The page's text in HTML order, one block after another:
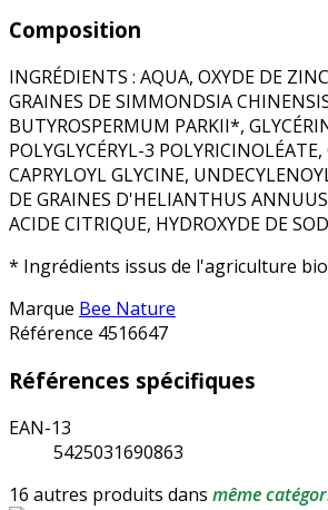
Composition
INGRÉDIENTS : AQUA, OXYDE DE
GRAINES DE SIMMONDSIA
BUTYROSPERMUM PARKII*,
POLYGLYCÉRYL-3
CAPRYLOYL GLYCINE,
DE GRAINES D'HELIANTHUS
ACIDE CITRIQUE, HYDROXYDE DE
* Ingrédients issus de l'agriculture
Marque Bee Nature
Référence 4516647
Références spécifiques
EAN-13
5425031690863
16 autres produits dans même